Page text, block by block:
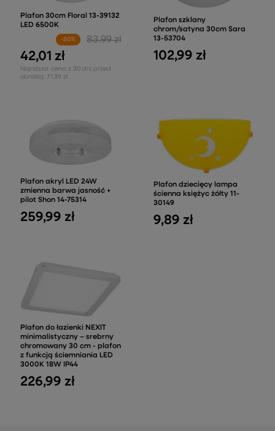
Plafon 30cm Floral 13-39132
LED 6500K
42,01 zł
Najniższa cena z 30 dni przed
obniżką: 71,39 zł
83,99 zł
-50%
Plafon szklany
chrom/satyna 30cm Sara
13-53704
102,99 zł
Plafon akryl LED 24W
zmienna barwa jasność +
pilot Shon 14-75314
259,99 zł
Plafon dziecięcy lampa
ścienna księżyc żółty 11-
30149
9,89 zł
Plafon do łazienki NEXIT
minimalistyczny – srebrny
chromowany 30 cm - plafon
z funkcją ściemniania LED
3000K 18W IP44
226,99 zł